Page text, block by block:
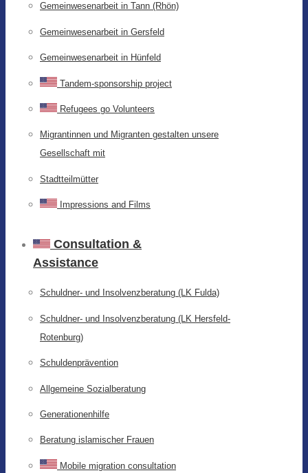
Gemeinwesenarbeit in Tann (Rhön)
Gemeinwesenarbeit in Gersfeld
Gemeinwesenarbeit in Hünfeld
Tandem-sponsorship project
Refugees go Volunteers
Migrantinnen und Migranten gestalten unsere
Gesellschaft mit
Stadtteilmütter
Impressions and Films
Consultation &
Assistance
Schuldner- und Insolvenzberatung (LK Fulda)
Schuldner- und Insolvenzberatung (LK Hersfeld-
Rotenburg)
Schuldenprävention
Allgemeine Sozialberatung
Generationenhilfe
Beratung islamischer Frauen
Mobile migration consultation